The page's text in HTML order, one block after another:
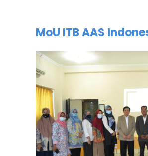
MoU ITB AAS